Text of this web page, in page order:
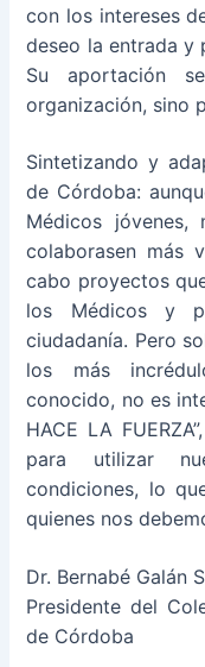
con los intereses
deseo la entrada y
Su aportación
organización, sino
Sintetizando y
de Córdoba:
Médicos
colaborasen más
cabo proyectos
los Médicos y
ciudadanía. Pero
los más
conocido, no es
HACE LA
para utilizar
condiciones, lo
quienes nos
Dr. Bernabé Galán
Presidente del
de Córdoba